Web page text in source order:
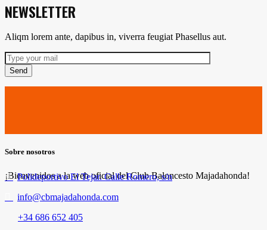
NEWSLETTER
Aliqm lorem ante, dapibus in, viverra feugiat Phasellus aut.
Send
Sobre nosotros
¡Bienvenidos a la web oficial del Club Baloncesto Majadahonda!
Polideportivo El Tejar. Calle Romero, s/n
info@cbmajadahonda.com
+34 686 652 405